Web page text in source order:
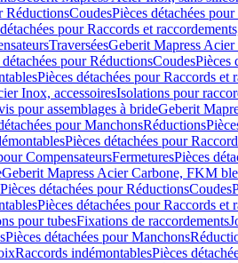
RéductionsCoudesPièces détachées
pour Raccords et
TraverséesGeberit Mapress
détachées pour RéductionsCoudesPièces
Pièces détachées pour Raccords et
Inox, accessoiresIsolations pour
pour assemblages à brideGeberit
pour ManchonsRéductions
Pièces détachées pour
CompensateursFermeturesPièces
Geberit Mapress Acier Carbone, FKM
Pièces détachées pour RéductionsCoudes
Pièces détachées pour Raccords et
pour tubesFixations de raccordements
Pièces détachées pour Manchons
Raccords indémontablesPièces